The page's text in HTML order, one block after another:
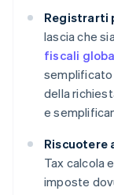
Registrarti
lascia che
fiscali
della
e
Riscuotere
Tax calcola
imposte